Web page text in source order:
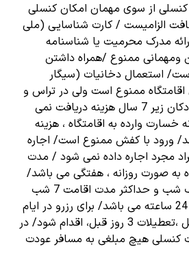
کنسلی از سوی مهمان امکان کنسلی
الزامیست / کارت شناسایی (ملی
مدرک محرمیت یا شناسنامه
ومهمانی ممنوع /همراه داشتن
استعمال دخانیات (سیگار
ممنوع است ولی در تراس و
حیاط مانعی ندارد / کودکان زیر 7 سال هزینه دریافت نمی
وارده به اقامتگاه ، هزینه
ورود با کفش ممنوع است/ اجاره
مجرد اجاره داده نمی شود / مدت
به صورت روزانه ، هفتگی می باشد/
حداقل مدت اقامت یک شب و حداکثر مدت اقامت 7 شب
می باشد/ تحویل کلید 24 ساعته می باشد/ برای رزرو در ایام
عید نوروز یک هفته قبل ،تعطیلات 3 روز قبل، اقدام شود/ در
کنسلی هیچ مبلغی به مسافر عودت